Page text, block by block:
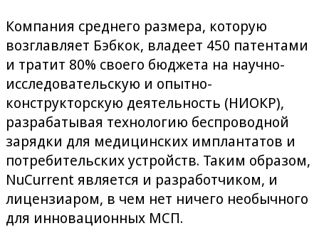
Компания среднего размера, которую
возглавляет Бэбкок, владеет 450 патентами
и тратит 80% своего бюджета на научно-
исследовательскую и опытно-
конструкторскую деятельность (НИОКР),
разрабатывая технологию беспроводной
зарядки для медицинских имплантатов и
потребительских устройств. Таким образом,
NuCurrent является и разработчиком, и
лицензиаром, в чем нет ничего необычного
для инновационных МСП.